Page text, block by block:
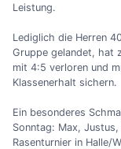
Leistung.
Lediglich die Herren
Gruppe gelandet, hat
mit 4:5 verloren und
Klassenerhalt sichern.
Ein besonderes
Sonntag: Max,
Rasenturnier in Halle/